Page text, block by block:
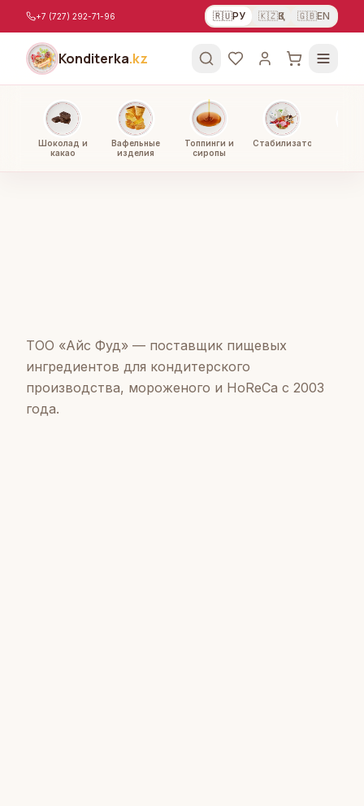
Перейти к содержимому
+7 (727) 292-71-96 🇷🇺РУ 🇰🇿ҚЗ 🇬🇧EN
Konditerka.kz
Шоколад и
какао
Вафельные
изделия
Топпинги и
сиропы
Стабилизаторы
ТОО «Айс Фуд» — поставщик пищевых
ингредиентов для кондитерского
производства, мороженого и HoReCa с 2003
года.